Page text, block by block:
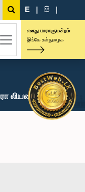
E | සි |
எனது பாராளுமன்றம்
இங்கே உள்நுழைக
லியனகே, பா.உ.